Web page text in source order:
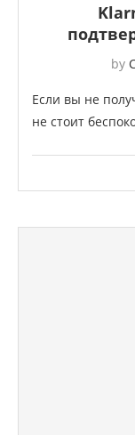
by
Если вы не
не стоит